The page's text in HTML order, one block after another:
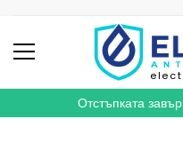
Отстъпката